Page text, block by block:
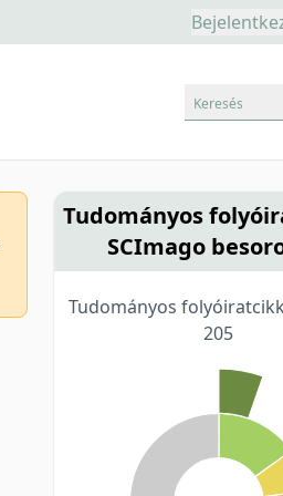
Keresés
Tudományos
SCImago
Tudományos
205